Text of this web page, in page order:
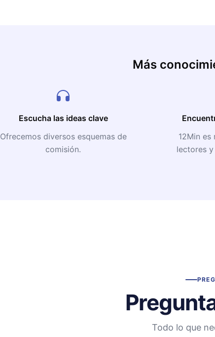
Más
Escucha las ideas clave
Ofrecemos diversos esquemas de
comisión.
12Min
lectores
Todo lo que